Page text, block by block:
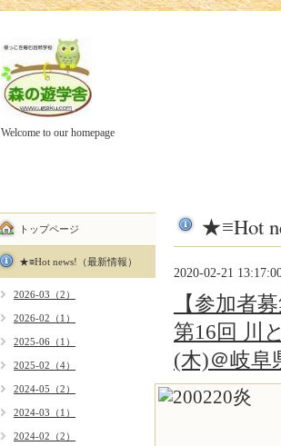
Welcome to our homepage
★≡Hot
2020-02-21
【参加者
第16回 川
(木)＠岐阜
トップページ
★≡Hot news!（最新情報）
2026-03（2）
2026-02（1）
2025-06（1）
2025-02（4）
2024-05（2）
2024-03（1）
2024-02（2）